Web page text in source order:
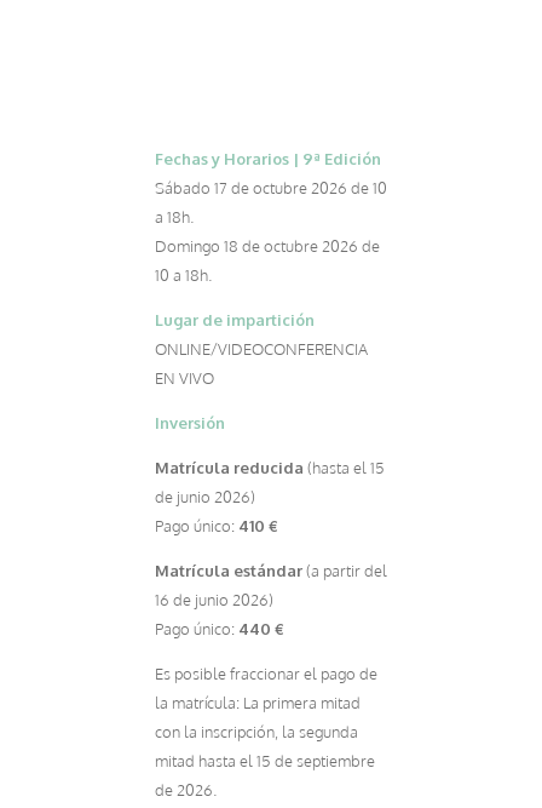
Fechas y Horarios | 9ª Edición
Sábado 17 de octubre 2026 de 10
a 18h.
Domingo 18 de octubre 2026 de
10 a 18h.
Lugar de impartición
ONLINE/VIDEOCONFERENCIA
EN VIVO
Inversión
Matrícula reducida (hasta el 15
de junio 2026)
Pago único: 410 €
Matrícula estándar(a partir del
16 de junio 2026)
Pago único: 440 €
Es posible fraccionar el pago de
la matrícula: La primera mitad
con la inscripción, la segunda
mitad hasta el 15 de septiembre
de 2026.